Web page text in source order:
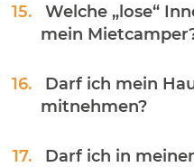
15.
Welche „lose“
mein
16.
Darf ich mein
mitnehmen?
17.
Darf ich in